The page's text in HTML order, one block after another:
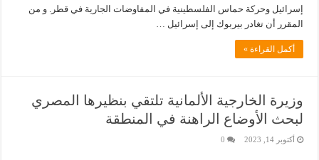
إسرائيل وحركة حماس الفلسطينية في المفاوضات الجارية في قطر. و من
المقرر أن تغادر بيربوك إلى إسرائيل …
أكمل القراءة »
وزيرة الخارجية الألمانية تلتقي بنظيرها المصري
لبحث الأوضاع الراهنة في المنطقة
أكتوبر 14, 2023 0